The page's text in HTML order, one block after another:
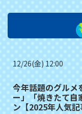
12/26(金) 12:00
今年話題のグルメ
ー」「焼きたて自
ン【2025年人気